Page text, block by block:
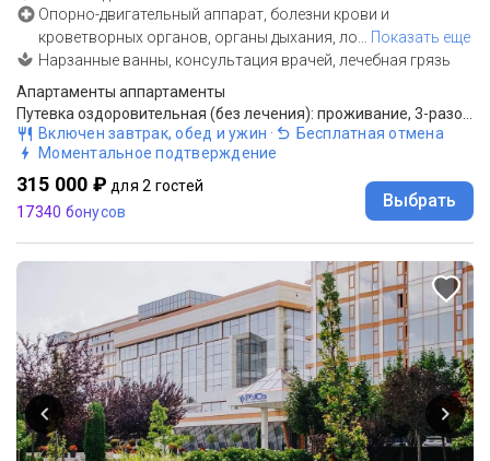
Опорно-двигательный аппарат, болезни крови и
кроветворных органов, органы дыхания, ло… Показать еще
Нарзанные ванны, консультация врачей, лечебная грязь
Апартаменты аппартаменты
Путевка оздоровительная (без лечения): проживание, 3-разовое питание "Меню-заказ", консультация врача
Включен завтрак, обед и ужин ·
Бесплатная отмена
Моментальное подтверждение
315 000 ₽ для 2 гостей
17340 бонусов
Выбрать